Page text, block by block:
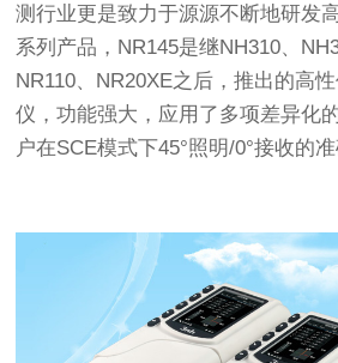
测行业更是致力于源源不断地研发
系列产品，NR145是继NH310、
NR110、NR20XE之后，推出的高
仪，功能强大，应用了多项差异化
户在SCE模式下45°照明/0°接收的准